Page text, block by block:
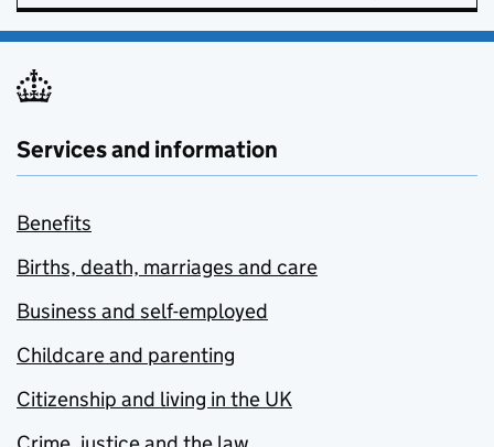
Services and information
Benefits
Births, death, marriages and care
Business and self-employed
Childcare and parenting
Citizenship and living in the UK